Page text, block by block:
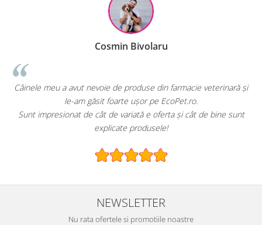
Cosmin Bivolaru
Câinele meu a avut nevoie de produse din farmacie veterinară și
le-am găsit foarte ușor pe EcoPet.ro.
Sunt impresionat de cât de variată e oferta și cât de bine sunt
explicate produsele!
NEWSLETTER
Nu rata ofertele si promotiile noastre